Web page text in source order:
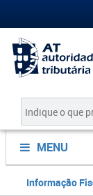
MENU
Informação